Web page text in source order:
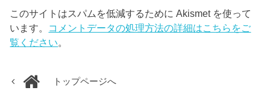
このサイトはスパムを低減するために Akismet を使って
います。 コメントデータの処理方法の詳細はこちらをご
覧ください。
トップページへ